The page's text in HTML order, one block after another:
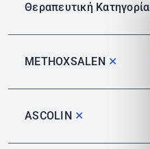
Θεραπευτική Κατηγορία
METHOXSALEN ✕
ASCOLIN ✕